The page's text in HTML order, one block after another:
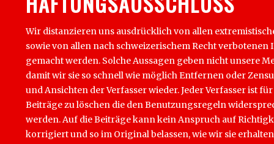
Wir distanzieren uns ausdrücklich von allen
sowie von allen nach schweizerischem Recht
gemacht werden. Solche Aussagen geben nicht unsere
damit wir sie so schnell wie möglich Entfernen oder
und Ansichten der Verfasser wieder. Jeder Verfasser ist
Beiträge zu löschen die den Benutzungsregeln
werden. Auf die Beiträge kann kein Anspruch auf
korrigiert und so im Original belassen, wie wir sie